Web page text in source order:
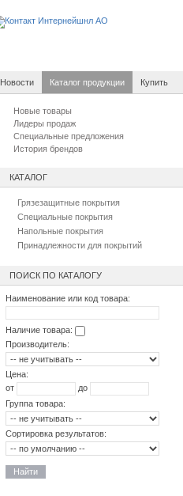
Новости Каталог продукции Купить
Новые товары
Лидеры продаж
Специальные предложения
История брендов
КАТАЛОГ
Грязезащитные покрытия
Специальные покрытия
Напольные покрытия
Принадлежности для покрытий
ПОИСК ПО КАТАЛОГУ
Наименование или код товара:
Наличие товара:
Производитель:
Цена:
от
до
Группа товара:
Сортировка результатов:
Найти